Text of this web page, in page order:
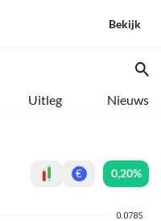
Bekijk
Uitleg Nieuws
€ 0,20%